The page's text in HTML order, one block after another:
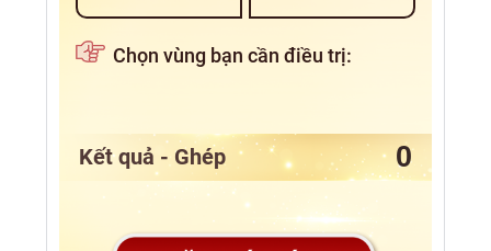
Chọn vùng bạn cần điều trị:
Kết quả - Ghép